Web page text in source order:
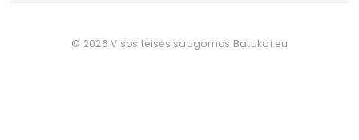
© 2026 Visos teisės saugomos Batukai.eu